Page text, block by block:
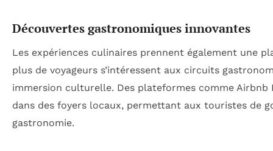
Découvertes gastronomiques innovantes
Les expériences culinaires prennent également une
plus de voyageurs s’intéressent aux circuits
immersion culturelle. Des plateformes comme
dans des foyers locaux, permettant aux touristes de
gastronomie.